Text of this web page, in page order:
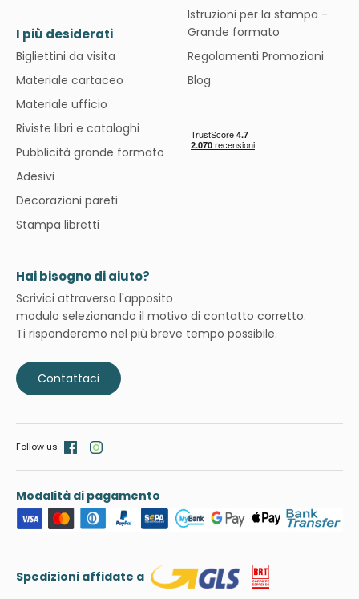
Istruzioni per la stampa -
Grande formato
Regolamenti Promozioni
Blog
I più desiderati
Bigliettini da visita
Materiale cartaceo
Materiale ufficio
Riviste libri e cataloghi
Pubblicità grande formato
Adesivi
Decorazioni pareti
Stampa libretti
Hai bisogno di aiuto?
Scrivici attraverso l'apposito
modulo selezionando il motivo di contatto corretto.
Ti risponderemo nel più breve tempo possibile.
Contattaci
Modalità di pagamento
Spedizioni affidate a
Follow us